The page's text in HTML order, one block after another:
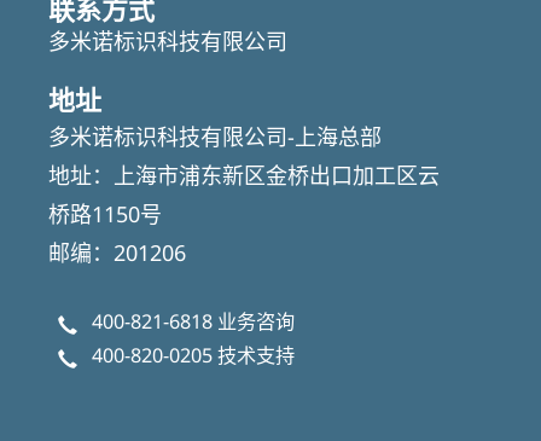
联系方式
多米诺标识科技有限公司
地址
多米诺标识科技有限公司-上海总部
地址：上海市浦东新区金桥出口加工区云
桥路1150号
邮编：201206
400-821-6818 业务咨询
400-820-0205技术支持